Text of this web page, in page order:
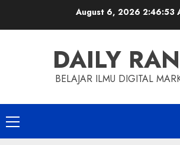
August 6, 2026 2:46:54
DAILY
BELAJAR ILMU DIGITAL
Primary
Menu